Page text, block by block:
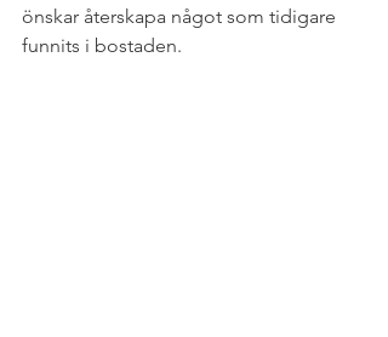
önskar återskapa något som tidigare
funnits i bostaden.